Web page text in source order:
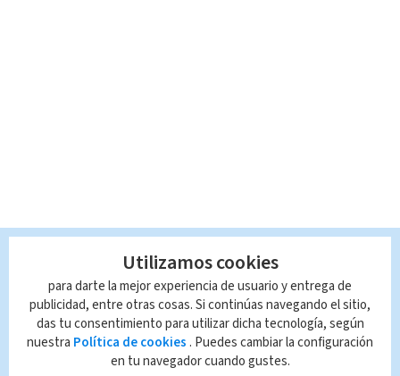
Utilizamos cookies
para darte la mejor experiencia de usuario y entrega de
publicidad, entre otras cosas. Si continúas navegando el sitio,
das tu consentimiento para utilizar dicha tecnología, según
nuestra Política de cookies . Puedes cambiar la configuración
en tu navegador cuando gustes.